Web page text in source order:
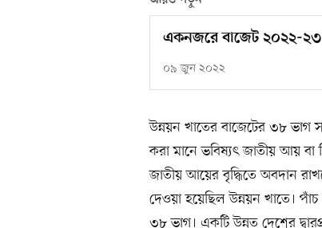
একনজরে বাজেট ২০২২-২৩
০৯ জুন ২০২২
উন্নয়ন খাতের বাজেটের ৩৮ ভাগ
করা মানে ভবিষ্যৎ জাতীয় আয় বা
জাতীয় আয়ের বৃদ্ধিতে অবদান
দেওয়া হয়েছিল উন্নয়ন খাতে।
৩৮ ভাগ। একটি উন্নত দেশের